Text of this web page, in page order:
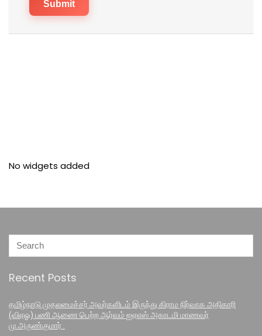
No widgets added
Recent Posts
தமிழ்நாடு முதலமைச்சர் அவர்களிடம் இருந்து கிராம நிர்வாக அதிகாரி
(விஏஓ) பணி ஆணை பெற்ற ஆர்வம் ஐஏஎஸ் அகாடமி மாணவர்
மு.அருண்குமார் .